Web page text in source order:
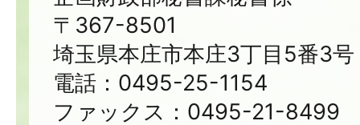
〒367-8501
埼玉県本庄市本庄3丁目5番3号
電話：0495-25-1154
ファックス：0495-21-8499